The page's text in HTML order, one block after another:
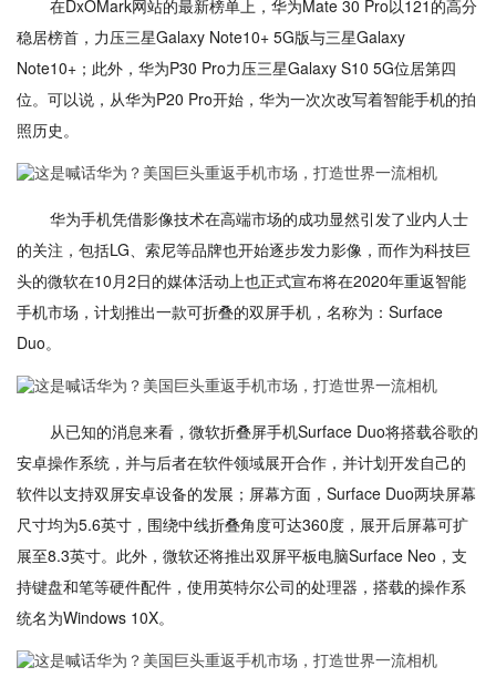
在DxOMark网站的最新榜单上，华为Mate 30 Pro以121的高分
稳居榜首，力压三星Galaxy Note10+ 5G版与三星Galaxy
Note10+；此外，华为P30 Pro力压三星Galaxy S10 5G位居第四
位。可以说，从华为P20 Pro开始，华为一次次改写着智能手机的拍
照历史。
华为手机凭借影像技术在高端市场的成功显然引发了业内人士
的关注，包括LG、索尼等品牌也开始逐步发力影像，而作为科技巨
头的微软在10月2日的媒体活动上也正式宣布将在2020年重返智能
手机市场，计划推出一款可折叠的双屏手机，名称为：Surface
Duo。
从已知的消息来看，微软折叠屏手机Surface Duo将搭载谷歌的
安卓操作系统，并与后者在软件领域展开合作，并计划开发自己的
软件以支持双屏安卓设备的发展；屏幕方面，Surface Duo两块屏幕
尺寸均为5.6英寸，围绕中线折叠角度可达360度，展开后屏幕可扩
展至8.3英寸。此外，微软还将推出双屏平板电脑Surface Neo，支
持键盘和笔等硬件配件，使用英特尔公司的处理器，搭载的操作系
统名为Windows 10X。